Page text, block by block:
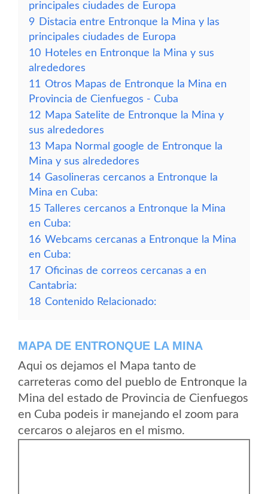
principales ciudades de Europa
9 Distacia entre Entronque la Mina y las
principales ciudades de Europa
10 Hoteles en Entronque la Mina y sus
alrededores
11 Otros Mapas de Entronque la Mina en
Provincia de Cienfuegos - Cuba
12 Mapa Satelite de Entronque la Mina y
sus alrededores
13 Mapa Normal google de Entronque la
Mina y sus alrededores
14 Gasolineras cercanos a Entronque la
Mina en Cuba:
15 Talleres cercanos a Entronque la Mina
en Cuba:
16 Webcams cercanas a Entronque la Mina
en Cuba:
17 Oficinas de correos cercanas a en
Cantabria:
18 Contenido Relacionado:
MAPA DE ENTRONQUE LA MINA
Aqui os dejamos el Mapa tanto de
carreteras como del pueblo de Entronque la
Mina del estado de Provincia de Cienfuegos
en Cuba podeis ir manejando el zoom para
cercaros o alejaros en el mismo.